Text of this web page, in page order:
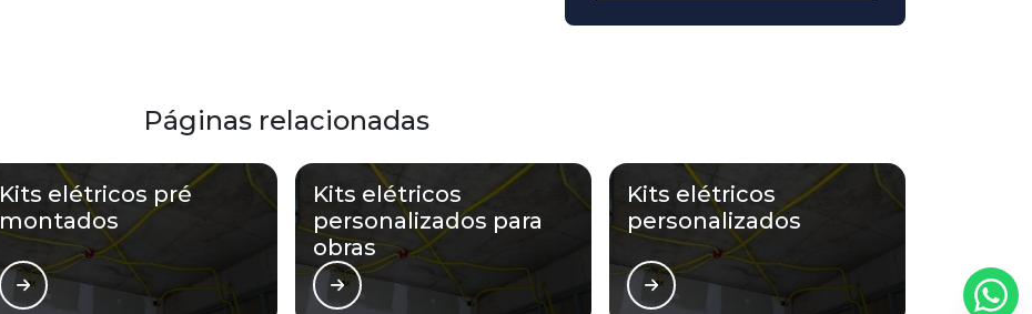
Instalações industrializadas
Instalações prediais industrializadas
Insumos elétricos para obras
Páginas relacionadas
Kits elétricos pré
montados
Kits elétricos
personalizados para
obras
Kits elétricos
personalizados